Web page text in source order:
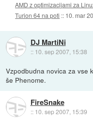
AMD z optimizacijami za
Turion 64 na poti :: 10. mar
DJ MartiNi
:: 10. sep 2007, 15:38
Vzpodbudna novica za vse
še Phenome.
FireSnake
:: 10. sep 2007, 15:39